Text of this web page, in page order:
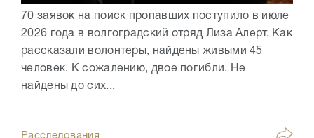
70 заявок на поиск пропавших поступило в июле
2026 года в волгоградский отряд Лиза Алерт. Как
рассказали волонтеры, найдены живыми 45
человек. К сожалению, двое погибли. Не
найдены до сих...
Расследования